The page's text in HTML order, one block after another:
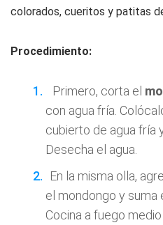
colorados, cueritos y patitas
Procedimiento:
Primero, corta el
con agua fría.
cubierto de agua fría
Desecha el agua.
En la misma olla,
el mondongo y suma
Cocina a fuego